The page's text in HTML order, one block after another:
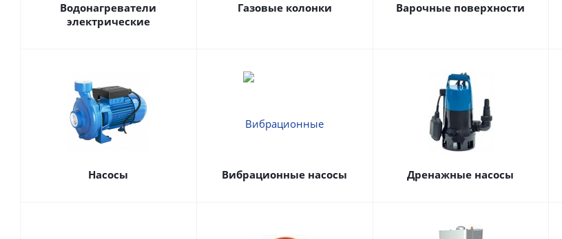
Водонагреватели
электрические
Газовые колонки Варочные поверхности
Насосы Вибрационные насосы Дренажные насосы